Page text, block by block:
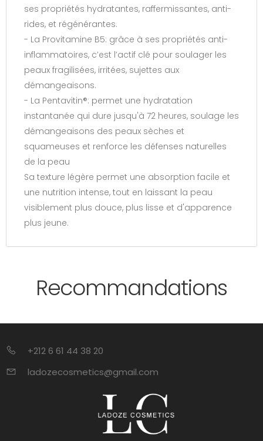
ses propriétés hydratantes, raffermissantes, anti-
rides, et régénérantes.
- La Provitamine B5: grâce à ses propriétés anti-
inflammatoires, c’est l’actif clé pour soulager les
peaux fragilisées, irritées, sujettes aux
démangeaisons.
- La Pentavitin®: permet une hydratation
instantanée qui dure jusqu'à 72 heures, soulage les
démangeaisons des peaux sèches et
squameuses et renforce les défenses naturelles
de la peau
Sa texture légère permet une absorption facile et
une nutrition intense, tout en laissant la peau
visiblement plus douce, plus lisse et d'apparence
plus jeune.
Recommandations
+212 6 61 44 38 20
ladozecosmetics@gmail.com